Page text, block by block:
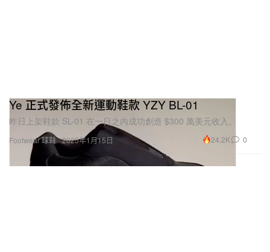
Footwear 球鞋
Ye 正式發佈全新運動鞋款 YZY BL-01
昨日上架鞋款 SL-01 在一日之內成功創造 $300 萬美元收入。
2025年1月15日 24.2K 0